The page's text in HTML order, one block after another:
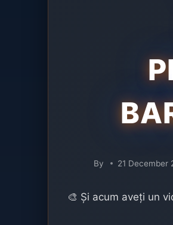
By 21 December
🎨 Și acum aveți un